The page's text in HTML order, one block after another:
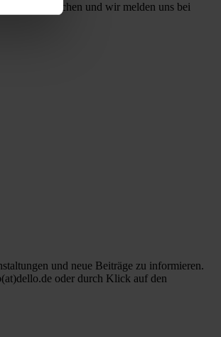
Sie wünschen und wir melden uns bei
und neue Beiträge zu informieren.
oder durch Klick auf den